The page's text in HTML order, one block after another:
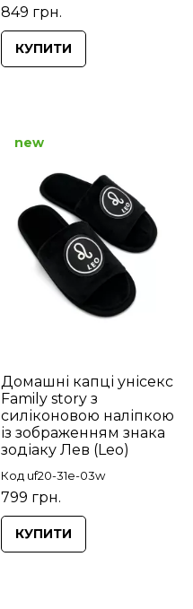
849 грн.
КУПИТИ
Домашні капці унісекс
Family story з
силіконовою наліпкою
із зображенням знака
зодіаку Лев (Leo)
Код uf20-31e-03w
799 грн.
new
КУПИТИ